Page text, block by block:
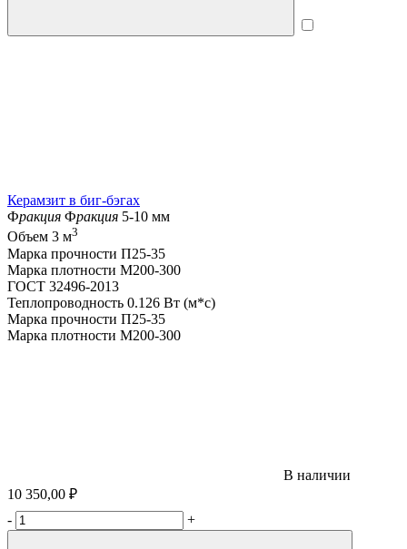
Керамзит в биг-бэгах
Фракция Фракция 5-10 мм
Объем 3 м3
Марка прочности П25-35
Марка плотности M200-300
ГОСТ 32496-2013
Теплопроводность 0.126 Вт (м*с)
Марка прочности П25-35
Марка плотности M200-300
В наличии
10 350,00 ₽
-
+